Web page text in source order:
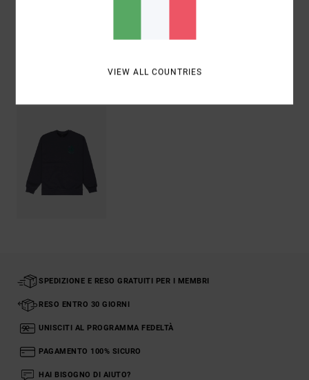
SPEDIZIONE E RESO GRATUITI PER I MEMBRI
RESO ENTRO 30 GIORNI
UNISCITI AL PROGRAMMA FEDELTÀ
PAGAMENTO 100% SICURO
HAI BISOGNO DI AIUTO?
VIEW ALL COUNTRIES